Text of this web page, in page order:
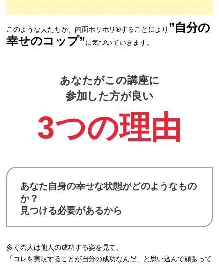
このような人たちが、内面ホリホリ®︎することにより ”自分の
幸せのコップ”に気づいていきます。
あなたがこの講座に
参加した方が良い
3つの理由
あなた自身の幸せな状態がどのようなもの
か？
見つける必要があるから
多くの人は他人の成功する姿を見て、
「コレを実現することが自分の成功なんだ」と思い込んで頑張って